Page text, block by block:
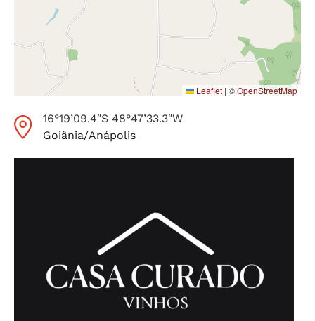
Leaflet | ©OpenStreetMap
16°19’09.4″S 48°47’33.3″W
Goiânia/Anápolis